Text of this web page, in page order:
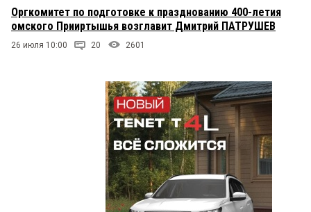
Оргкомитет по подготовке к празднованию 400-летия
омского Прииртышья возглавит Дмитрий ПАТРУШЕВ
26 июля 10:00 20 2601